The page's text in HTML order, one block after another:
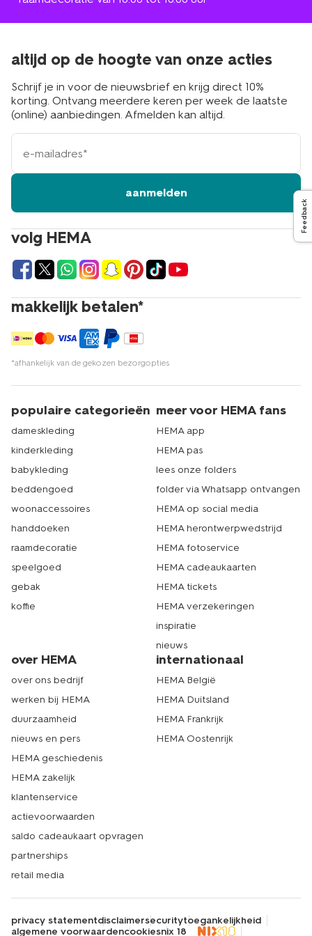
volg HEMA
makkelijk betalen*
*afhankelijk van de gekozen bezorgopties
altijd op de hoogte van onze acties
Schrijf je in voor de nieuwsbrief en krijg direct 10%
korting. Ontvang meerdere keren per week de laatste
(online) aanbiedingen. Afmelden kan altijd.
e-
mailadres
aanmelden
populaire categorieën
dameskleding
kinderkleding
babykleding
beddengoed
woonaccessoires
handdoeken
raamdecoratie
speelgoed
gebak
koffie
meer voor HEMA fans
HEMA app
HEMA pas
lees onze folders
folder via Whatsapp ontvangen
HEMA op social media
HEMA herontwerpwedstrijd
HEMA fotoservice
HEMA cadeaukaarten
HEMA tickets
HEMA verzekeringen
inspiratie
nieuws
over HEMA
over ons bedrijf
werken bij HEMA
duurzaamheid
nieuws en pers
HEMA geschiedenis
HEMA zakelijk
klantenservice
actievoorwaarden
saldo cadeaukaart opvragen
partnerships
retail media
internationaal
HEMA België
HEMA Duitsland
HEMA Frankrijk
HEMA Oostenrijk
privacy statementdisclaimersecuritytoegankelijkheid
algemene voorwaardencookiesnix 18
Feedback